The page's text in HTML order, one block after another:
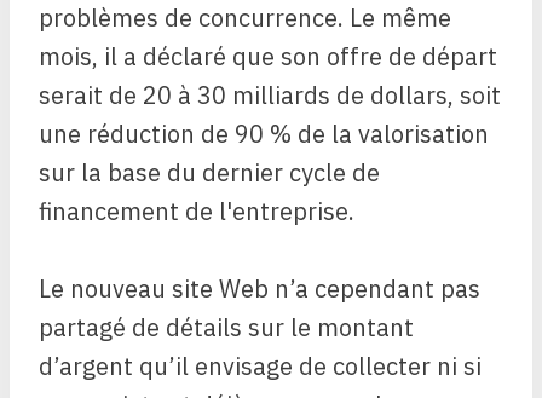
problèmes de concurrence. Le même
mois, il a déclaré que son offre de départ
serait de 20 à 30 milliards de dollars, soit
une réduction de 90 % de la valorisation
sur la base du dernier cycle de
financement de l'entreprise.
Le nouveau site Web n’a cependant pas
partagé de détails sur le montant
d’argent qu’il envisage de collecter ni si